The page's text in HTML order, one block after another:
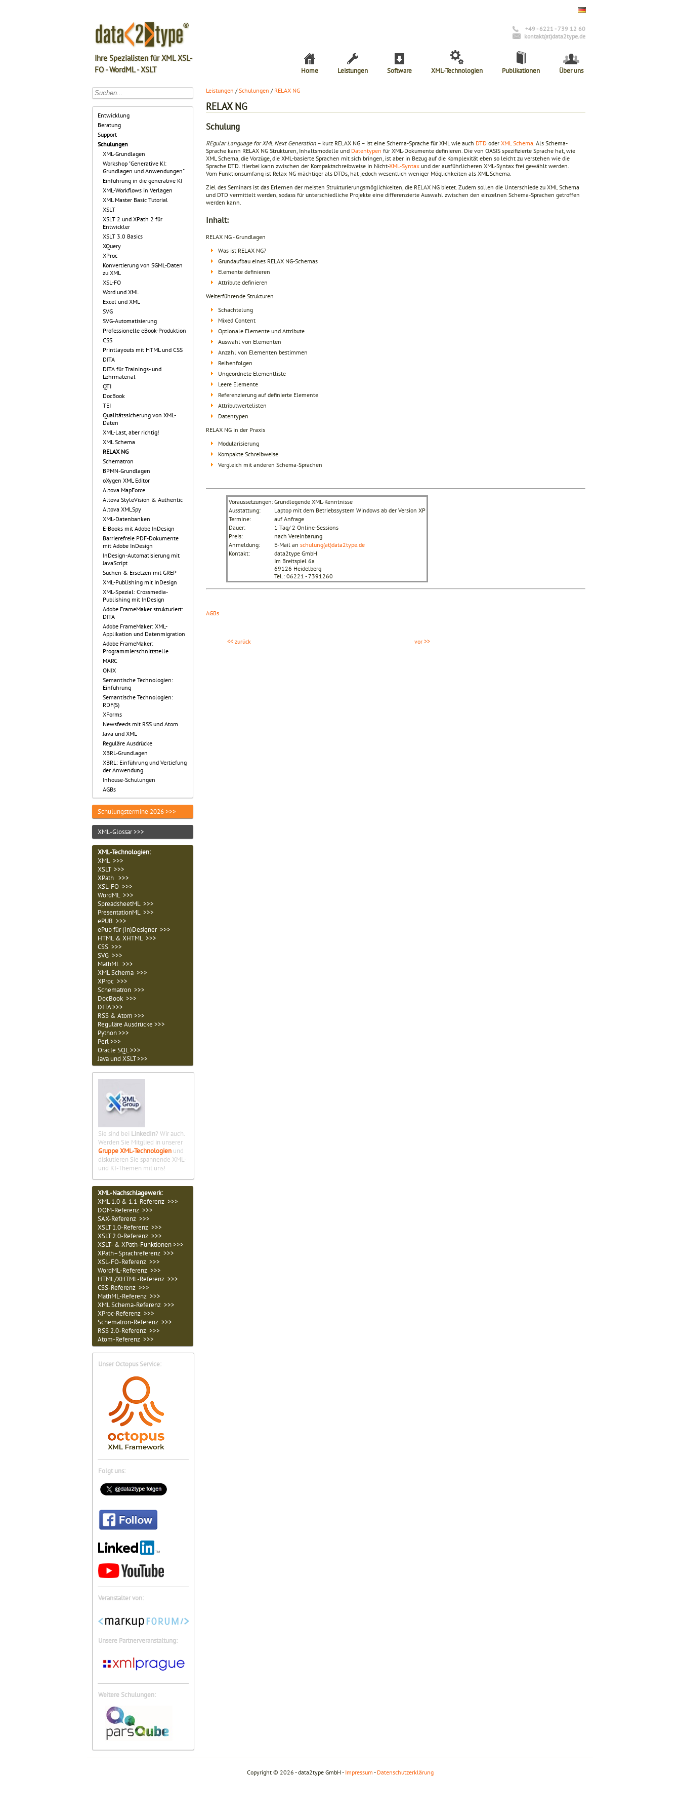
Ihre Spezialisten für XML XSL-
FO - WordML - XSLT
+49 - 6221 - 739 12 60
kontakt(at)data2type.de
Home Leistungen Software XML-Technologien Publikationen Über uns
Entwicklung
Beratung
Support
Schulungen
XML-Grundlagen
Workshop "Generative KI:
Grundlagen und Anwendungen"
Einführung in die generative KI
XML-Workflows in Verlagen
XML Master Basic Tutorial
XSLT
XSLT 2 und XPath 2 für
Entwickler
XSLT 3.0 Basics
XQuery
XProc
Konvertierung von SGML-Daten
zu XML
XSL-FO
Word und XML
Excel und XML
SVG
SVG-Automatisierung
Professionelle eBook-Produktion
CSS
Printlayouts mit HTML und CSS
DITA
DITA für Trainings- und
Lehrmaterial
QTI
DocBook
TEI
Qualitätssicherung von XML-
Daten
XML-Last, aber richtig!
XML Schema
RELAX NG
Schematron
BPMN-Grundlagen
oXygen XML Editor
Altova MapForce
Altova StyleVision & Authentic
Altova XMLSpy
XML-Datenbanken
E-Books mit Adobe InDesign
Barrierefreie PDF-Dokumente
mit Adobe InDesign
InDesign-Automatisierung mit
JavaScript
Suchen & Ersetzen mit GREP
XML-Publishing mit InDesign
XML-Spezial: Crossmedia-
Publishing mit InDesign
Adobe FrameMaker strukturiert:
DITA
Adobe FrameMaker: XML-
Applikation und Datenmigration
Adobe FrameMaker:
Programmierschnittstelle
MARC
ONIX
Semantische Technologien:
Einführung
Semantische Technologien:
RDF(S)
XForms
Newsfeeds mit RSS und Atom
Java und XML
Reguläre Ausdrücke
XBRL-Grundlagen
XBRL: Einführung und Vertiefung
der Anwendung
Inhouse-Schulungen
AGBs
Schulungstermine 2026 >>>
XML-Glossar >>>
XML-Technologien:
XML >>>
XSLT >>>
XPath >>>
XSL-FO >>>
WordML >>>
SpreadsheetML >>>
PresentationML >>>
ePUB >>>
ePub für (In)Designer >>>
HTML & XHTML >>>
CSS >>>
SVG >>>
MathML >>>
XML Schema >>>
XProc >>>
Schematron >>>
DocBook >>>
DITA >>>
RSS & Atom >>>
Reguläre Ausdrücke >>>
Python >>>
Perl >>>
Oracle SQL >>>
Java und XSLT >>>
Sie sind bei LinkedIn? Wir auch.
Werden Sie Mitglied in unserer
Gruppe XML-Technologien und
diskutieren Sie spannende XML-
und KI-Themen mit uns!
XML-Nachschlagewerk:
XML 1.0 & 1.1-Referenz >>>
DOM-Referenz >>>
SAX-Referenz >>>
XSLT 1.0-Referenz >>>
XSLT 2.0-Referenz >>>
XSLT- & XPath-Funktionen >>>
XPath–Sprachreferenz >>>
XSL-FO-Referenz >>>
WordML-Referenz >>>
HTML/XHTML-Referenz >>>
CSS-Referenz >>>
MathML-Referenz >>>
XML Schema-Referenz >>>
XProc-Referenz >>>
Schematron-Referenz >>>
RSS 2.0-Referenz >>>
Atom-Referenz >>>
Unser Octopus Service:
Folgt uns:
Veranstalter von:
Unsere Partnerveranstaltung:
Weitere Schulungen:
Leistungen /Schulungen / RELAX NG
RELAX NG
Schulung
REgular Language for XML Next Generation – kurz RELAX NG – ist eine Schema-Sprache für XML wie auch DTD oder XML Schema. Als Schema-
Sprache kann RELAX NG Strukturen, Inhaltsmodelle und Datentypen für XML-Dokumente definieren. Die von OASIS spezifizierte Sprache hat, wie
XML Schema, die Vorzüge, die XML-basierte Sprachen mit sich bringen, ist aber in Bezug auf die Komplexität eben so leicht zu verstehen wie die
Sprache DTD. Hierbei kann zwischen der Kompaktschreibweise in Nicht-XML-Syntax und der ausführlicheren XML-Syntax frei gewählt werden.
Vom Funktionsumfang ist Relax NG mächtiger als DTDs, hat jedoch wesentlich weniger Möglichkeiten als XML Schema.
Ziel des Seminars ist das Erlernen der meisten Strukturierungsmöglichkeiten, die RELAX NG bietet. Zudem sollen die Unterschiede zu XML Schema
und DTD vermittelt werden, sodass für unterschiedliche Projekte eine differenzierte Auswahl zwischen den einzelnen Schema-Sprachen getroffen
werden kann.
Inhalt:
RELAX NG - Grundlagen
Was ist RELAX NG?
Grundaufbau eines RELAX NG-Schemas
Elemente definieren
Attribute definieren
Weiterführende Strukturen
Schachtelung
Mixed Content
Optionale Elemente und Attribute
Auswahl von Elementen
Anzahl von Elementen bestimmen
Reihenfolgen
Ungeordnete Elementliste
Leere Elemente
Referenzierung auf definierte Elemente
Attributwertelisten
Datentypen
RELAX NG in der Praxis
Modularisierung
Kompakte Schreibweise
Vergleich mit anderen Schema-Sprachen
Voraussetzungen:Grundlegende XML-Kenntnisse
Ausstattung:
Laptop mit dem Betriebssystem Windows ab der Version XP
Termine:
auf Anfrage
Dauer:
1 Tag/ 2 Online-Sessions
Preis:
nach Vereinbarung
Anmeldung:
E-Mail an schulung(at)data2type.de
Kontakt:
data2type GmbH
Im Breitspiel 6a
69126 Heidelberg
Tel.: 06221 - 7391260
AGBs
<< zurück vor >>
Copyright © 2026 - data2type GmbH - Impressum - Datenschutzerklärung